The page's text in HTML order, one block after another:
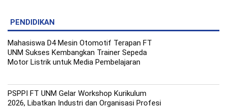
PENDIDIKAN
Mahasiswa D4 Mesin Otomotif Terapan FT
UNM Sukses Kembangkan Trainer Sepeda
Motor Listrik untuk Media Pembelajaran
PSPPI FT UNM Gelar Workshop Kurikulum
2026, Libatkan Industri dan Organisasi Profesi